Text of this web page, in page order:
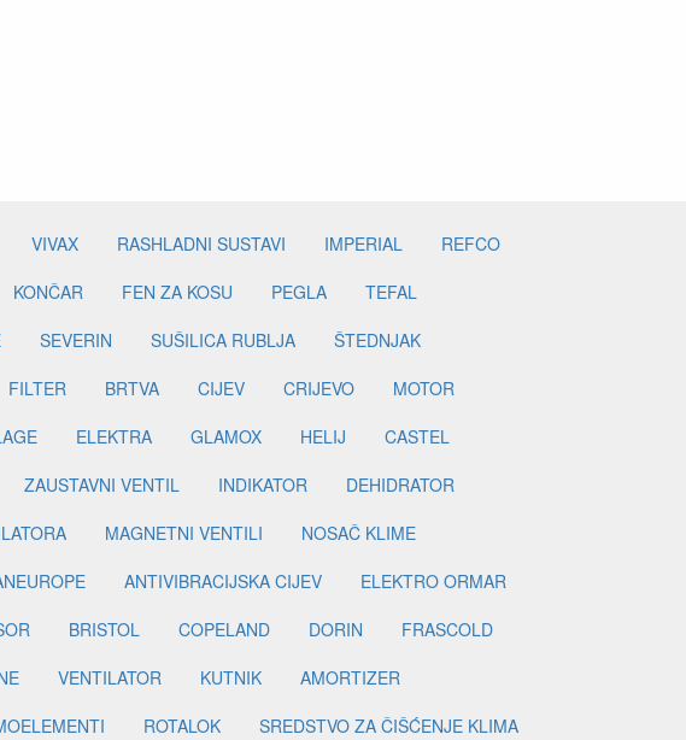
VIVAX RASHLADNI SUSTAVI IMPERIAL
REFCO
KONČAR FEN ZA KOSU PEGLA
TEFAL
SEVERIN SUŠILICA RUBLJA
ŠTEDNJAK
FILTER BRTVA CIJEV CRIJEVO
MOTOR
ELEKTRA GLAMOX HELIJ
CASTEL
ZAUSTAVNI VENTIL INDIKATOR
DEHIDRATOR
MAGNETNI VENTILI
NOSAČ KLIME
ANTIVIBRACIJSKA CIJEV
ELEKTRO ORMAR
BRISTOL COPELAND DORIN
FRASCOLD
VENTILATOR KUTNIK
AMORTIZER
ROTALOK
SREDSTVO ZA ČIŠĆENJE KLIMA